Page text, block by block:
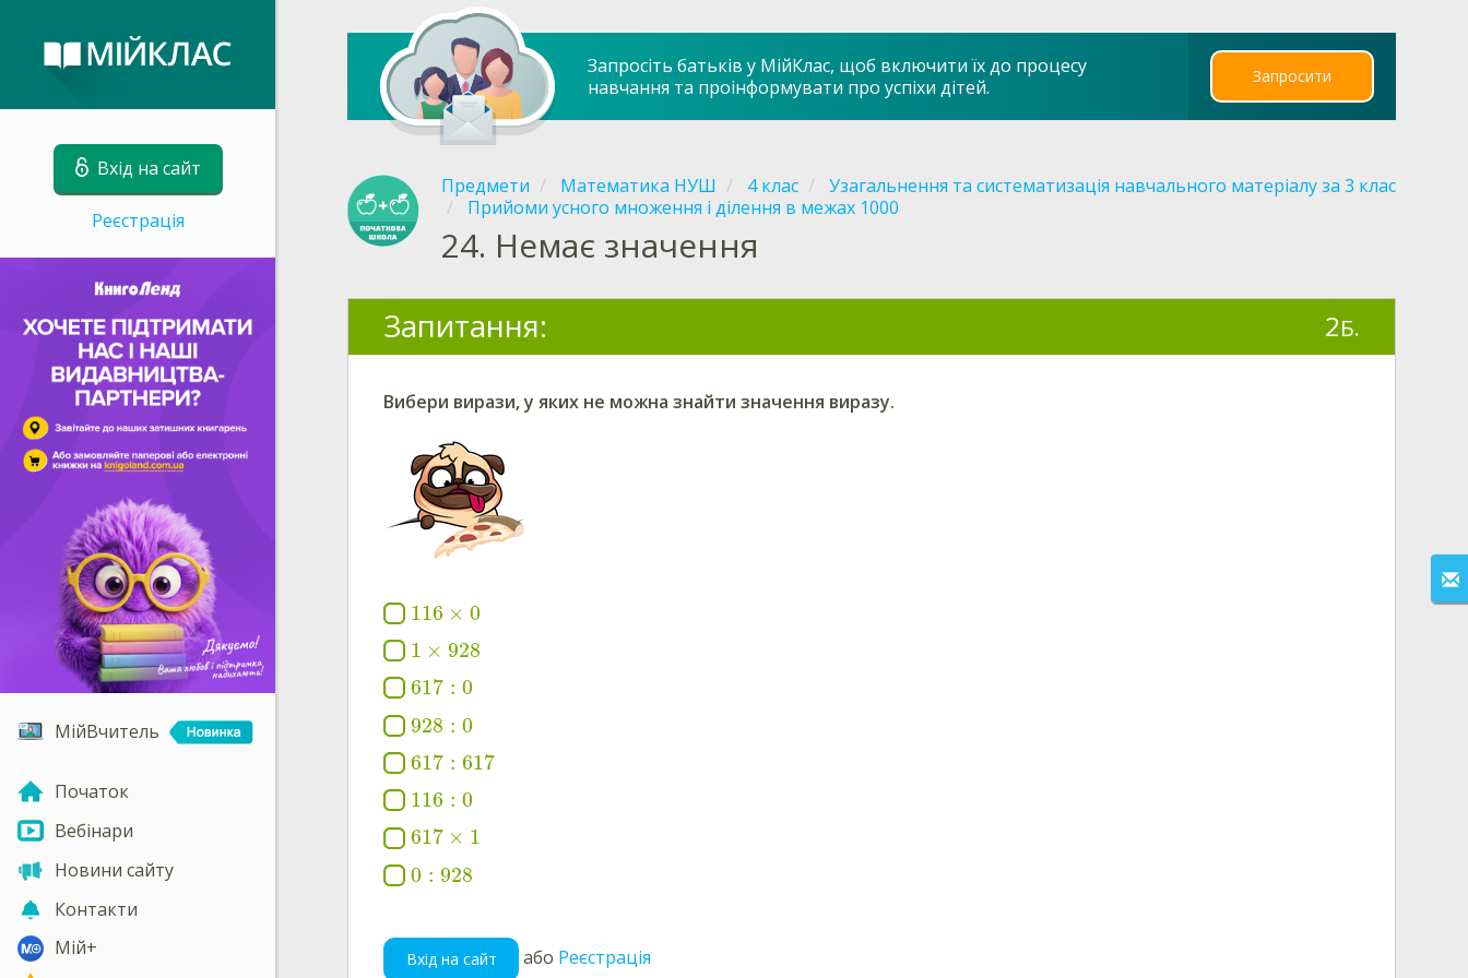
Вхід на сайт
Реєстрація
МійВчитель
Початок
Вебінари
Новини сайту
Контакти
Мій+
Запросіть батьків у МійКлас, щоб включити їх до процесу
навчання та проінформувати про успіхи дітей.
Запросити
Предмети Математика НУШ 4 клас
Узагальнення та систематизація навчального матеріалу за 3 клас
Прийоми усного множення і ділення в межах 1000
24. Немає значення
Запитання: 2Б.
Вибери вирази, у яких не можна знайти значення виразу.
116 × 0
1 × 928
617 : 0
928 : 0
617 : 617
116 : 0
617 × 1
0 : 928
Вхід на сайт або Реєстрація